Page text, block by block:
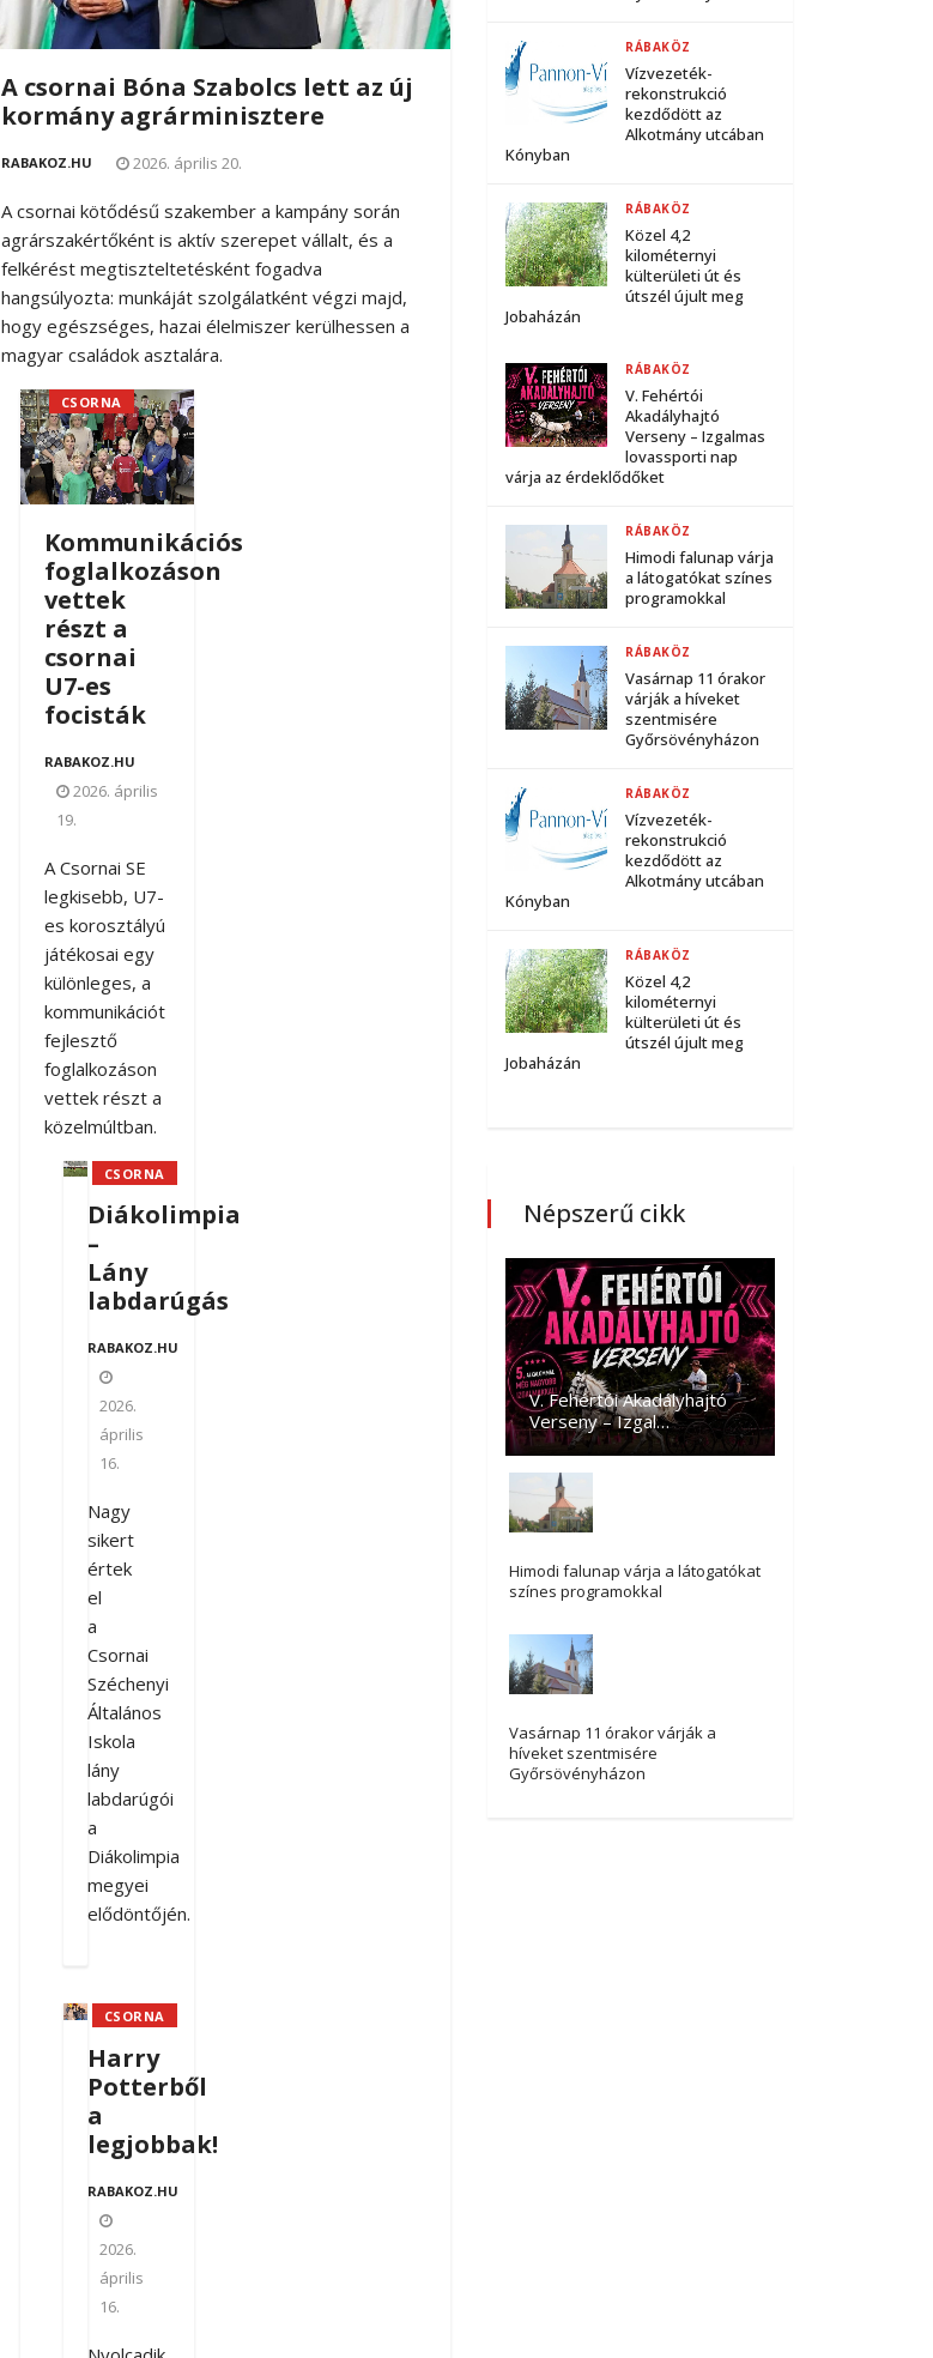
A csornai Bóna Szabolcs lett az új
kormány agrárminisztere
RABAKOZ.HU 2026. április 20.
A csornai kötődésű szakember a kampány során
agrárszakértőként is aktív szerepet vállalt, és a
felkérést megtiszteltetésként fogadva
hangsúlyozta: munkáját szolgálatként végzi majd,
hogy egészséges, hazai élelmiszer kerülhessen a
magyar családok asztalára.
Kommunikációs
foglalkozáson
vettek
részt a
csornai
U7-es
focisták
RABAKOZ.HU
CSORNA
2026. április
19.
A Csornai SE
legkisebb, U7-
es korosztályú
játékosai egy
különleges, a
kommunikációt
fejlesztő
foglalkozáson
vettek részt a
közelmúltban.
Diákolimpia
–
Lány
labdarúgás
RABAKOZ.HU
CSORNA
2026.
április
16.
Nagy
sikert
értek
el
a
Csornai
Széchenyi
Általános
Iskola
lány
labdarúgói
a
Diákolimpia
megyei
elődöntőjén.
Harry
Potterből
a
legjobbak!
RABAKOZ.HU
CSORNA
2026.
április
16.
Vízvezeték-
rekonstrukció
kezdődött az
Alkotmány utcában
Kónyban
RÁBAKÖZ
Közel 4,2
kilométernyi
külterületi út és
útszél újult meg
Jobaházán
RÁBAKÖZ
V. Fehértói
Akadályhajtó
Verseny – Izgalmas
lovassporti nap
várja az érdeklődőket
RÁBAKÖZ
Himodi falunap várja
a látogatókat színes
programokkal
RÁBAKÖZ
Vasárnap 11 órakor
várják a híveket
szentmisére
Győrsövényházon
RÁBAKÖZ
Vízvezeték-
rekonstrukció
kezdődött az
Alkotmány utcában
Kónyban
RÁBAKÖZ
Közel 4,2
kilométernyi
külterületi út és
útszél újult meg
Jobaházán
RÁBAKÖZ
Népszerű cikk
V. Fehértói Akadályhajtó
Verseny – Izgal…
Himodi falunap várja a látogatókat
színes programokkal
Vasárnap 11 órakor várják a
híveket szentmisére
Győrsövényházon